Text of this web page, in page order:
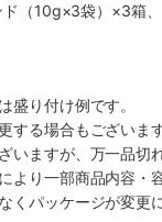
ド（10g×3袋）×3箱
盛り付け例です。
る場合もございま
いますが、万一品切
り一部商品内容・
パッケージが変更